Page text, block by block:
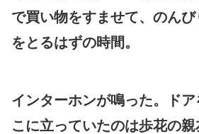
で買い物をすませて、のん
をとるはずの時間。
インターホンが鳴った。ド
こに立っていたのは歩花の